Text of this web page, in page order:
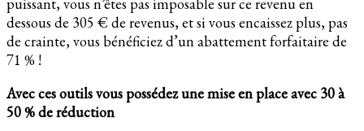
dessous de 305 € de revenus, et si vous encaissez plus, pas
de crainte, vous bénéficiez d’un abattement forfaitaire de
71 % !
Avec ces outils vous possédez une mise en place avec 30 à
50 % de réduction